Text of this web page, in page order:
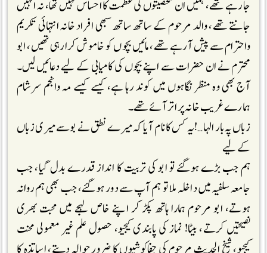
جارہے تھے، ہمیں ان شخصیتوں کی عظمت کا احساس نہیں تھا، نہ انہیں
جانتے تھے، والد مرحوم کے ساتھ ساتھ سبھی افراد خانہ انتہائی تکریم
واحترام سے پیش آرہے تھے، مائیں بچوں کو خاموش کرارہی تھیں، ابو
محترم نے ان حضرات سے اپنے بچوں کی کامیابی کے لیے دعائیں لیں۔
آج بھی وہ منظر نگاہوں میں کوند رہا ہے، کیسے کیسے مہ وانجم سرشام
ہمارے غریب خانہ پر اتر آئے تھے۔
زباں پہ بار الہا…!یہ کس کا نام آیا کہ میرے نطق نے بوسے میری زباں
کے لیے
ہم جب بڑے ہوگئے تو ابو کی تربیت کا انداز قدرے بدل گیا، جب
جامعہ سلفیہ میں داخلہ ملا تو ہم آپ سے دور ہوگئے، جب بھی ہم روانہ
ہوتے، ابو مرحوم ہمارا ہاتھ پکڑ کر اپنے خاص لہجے میں محبت بھری
نصیحتیں کرتے، بیٹا! نماز کی پابندی کیجیو، حصول علم غیر معمولی محنت